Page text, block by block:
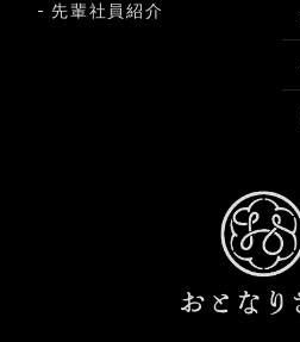
先輩社員紹介